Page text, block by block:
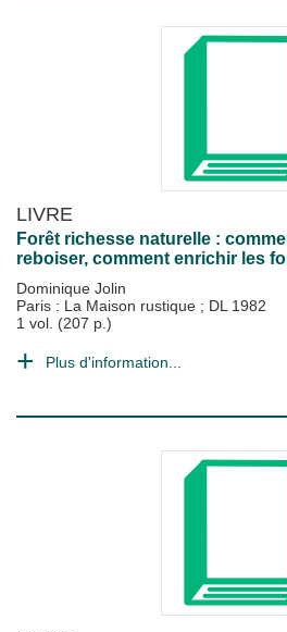
LIVRE
Forêt richesse naturelle :
reboiser, comment enrichir les
Dominique Jolin
Paris : La Maison rustique ; DL 1982
1 vol. (207 p.)
Plus d'information...